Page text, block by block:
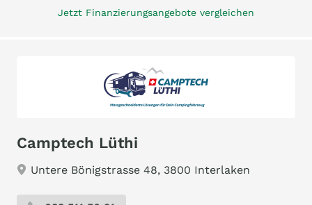
Jetzt Finanzierungsangebote vergleichen
Camptech Lüthi
Untere Bönigstrasse 48, 3800 Interlaken